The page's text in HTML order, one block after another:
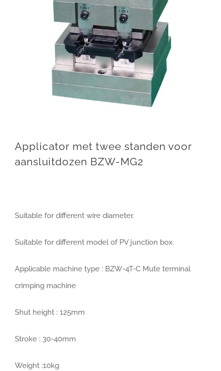
Applicator met twee standen voor
aansluitdozen BZW-MG2
Suitable for different wire diameter.
Suitable for different model of PV junction box.
Applicable machine type : BZW-4T-C Mute terminal
crimping machine
Shut height : 125mm
Stroke : 30-40mm
Weight :10kg